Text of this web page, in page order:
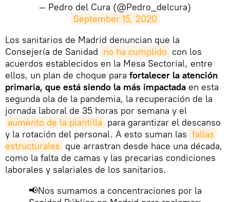
— Pedro del Cura (@Pedro_delcura)
September 15, 2020
​Los sanitarios de Madrid denuncian que la
Consejería de Sanidad no ha cumplido con los
acuerdos establecidos en la Mesa Sectorial, entre
ellos, un plan de choque para fortalecer la atención
primaria, que está siendo la más impactada en esta
segunda ola de la pandemia, la recuperación de la
jornada laboral de 35 horas por semana y el
aumento de la plantilla para garantizar el descanso
y la rotación del personal. A esto suman las fallas
estructurales que arrastran desde hace una década,
como la falta de camas y las precarias condiciones
laborales y salariales de los sanitarios.
📢Nos sumamos a concentraciones por la